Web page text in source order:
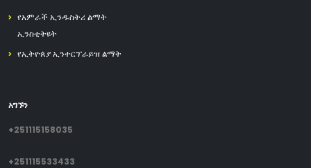
የአምራች ኢንዱስትሪ ልማት
ኢንስቲትዩት
የኢትዮጰያ ኢንተርፕራይዝ ልማት
አግኙን
+251115158035
+251115533433